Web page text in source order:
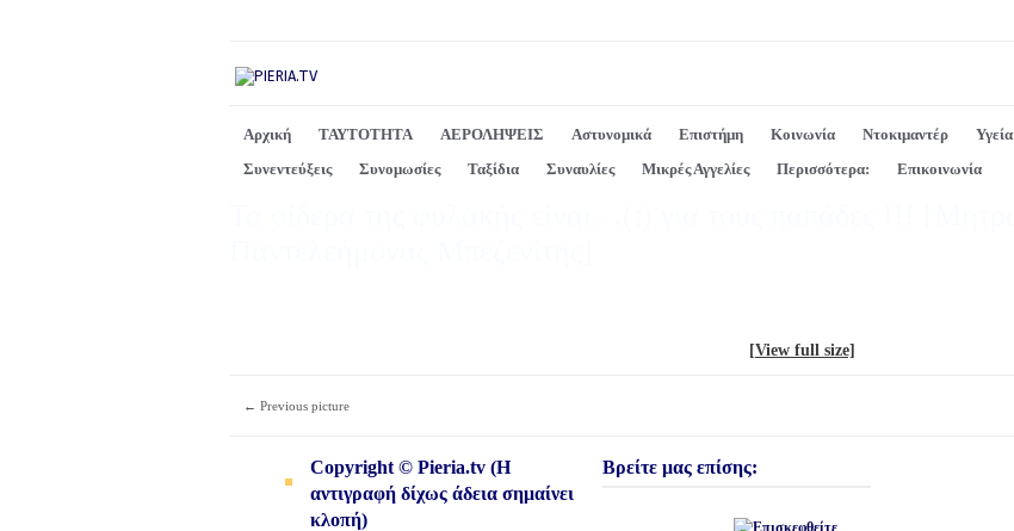
Αρχική ΤΑΥΤΟΤΗΤΑ ΑΕΡΟΛΗΨΕΙΣ Αστυνομικά Επιστήμη Κοινωνία Ντοκιμαντέρ Υγεία
Συνεντεύξεις
Συνομωσίες Ταξίδια Συναυλίες Μικρές Αγγελίες Περισσότερα: Επικοινωνία
[View full size]
← Previous picture
Copyright © Pieria.tv (Η
αντιγραφή δίχως άδεια σημαίνει
κλοπή)
Βρείτε μας επίσης: